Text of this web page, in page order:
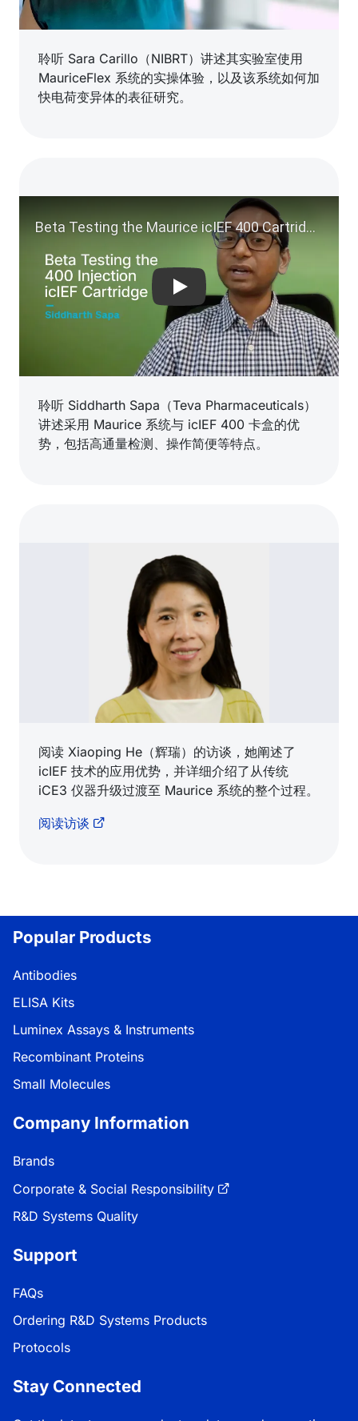
聆听 Sara Carillo（NIBRT）讲述其实验室使用
MauriceFlex 系统的实操体验，以及该系统如何加
快电荷变异体的表征研究。
Play video: Beta Testing the
聆听 Siddharth Sapa（Teva Pharmaceuticals）
讲述采用 Maurice 系统与 icIEF 400 卡盒的优
势，包括高通量检测、操作简便等特点。
阅读 Xiaoping He（辉瑞）的访谈，她阐述了
icIEF 技术的应用优势，并详细介绍了从传统
iCE3 仪器升级过渡至 Maurice 系统的整个过程。
阅读访谈
Popular Products
Antibodies
ELISA Kits
Luminex Assays & Instruments
Recombinant Proteins
Small Molecules
Company Information
Brands
Corporate & Social Responsibility
R&D Systems Quality
Support
FAQs
Ordering R&D Systems Products
Protocols
Stay Connected